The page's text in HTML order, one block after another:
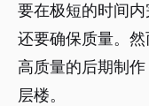
要在极短的时间
还要确保质量。
高质量的后期制
层楼。